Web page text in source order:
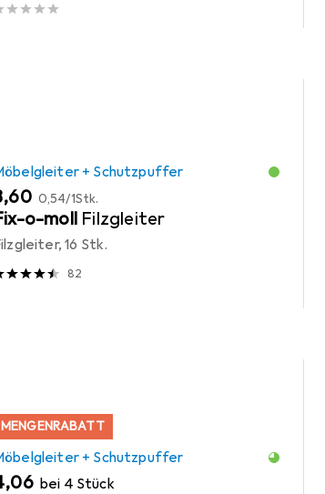
+ Schutzpuffer
EUR
0,54/1Stk.
o-moll Filzgleiter
16 Stk.
82
MENGENRABATT
+ Schutzpuffer
bei 4 Stück